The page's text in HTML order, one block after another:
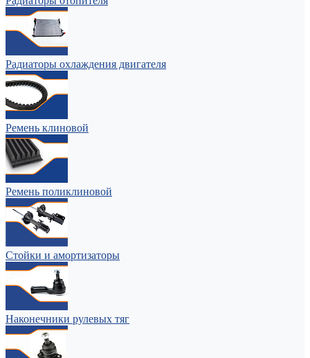
Радиаторы охлаждения двигателя
Ремень клиновой
Ремень поликлиновой
Стойки и амортизаторы
Наконечники рулевых тяг